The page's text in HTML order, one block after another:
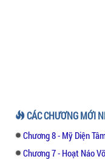
CÁC CHƯƠNG MỚI
Chương 8 - Mỹ Diện
Chương 7 - Hoạt Náo